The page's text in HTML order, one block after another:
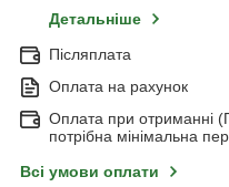
Детальніше
Післяплата
Оплата на рахунок
Оплата при отриманні
потрібна мінімальна
Всі умови оплати